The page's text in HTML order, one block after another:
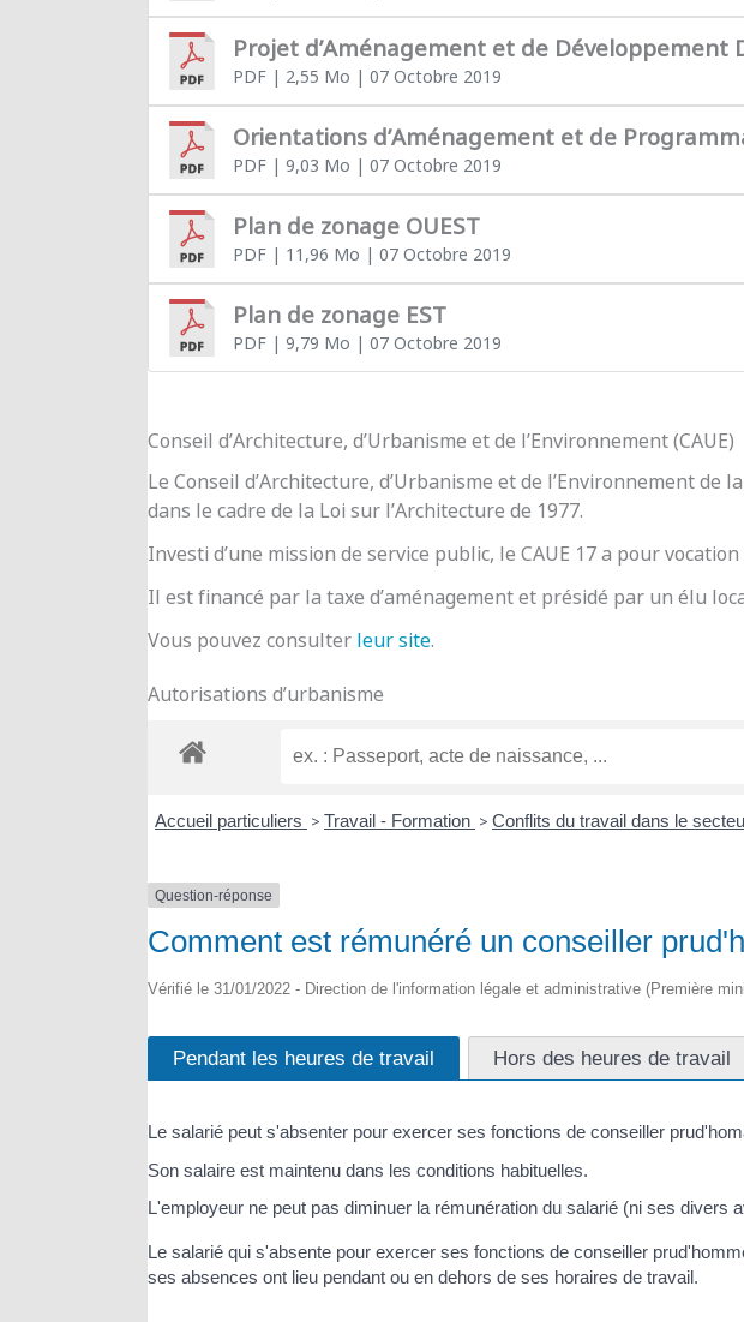
Projet d’Aménagement et de Développement
PDF| 2,55 Mo | 07 Octobre 2019
Orientations d’Aménagement et de
PDF| 9,03 Mo | 07 Octobre 2019
Plan de zonage OUEST
PDF| 11,96 Mo | 07 Octobre 2019
Plan de zonage EST
PDF| 9,79 Mo | 07 Octobre 2019
Conseil d’Architecture, d’Urbanisme et de l’Environnement (CAUE)
Le Conseil d’Architecture, d’Urbanisme et de l’Environnement
dans le cadre de la Loi sur l’Architecture de 1977.
Investi d’une mission de service public, le CAUE 17 a pour
Il est financé par la taxe d’aménagement et présidé par un élu
Vous pouvez consulter leur site.
Autorisations d’urbanisme
Accueil particuliers > Travail - Formation > Conflits du travail dans le
Question-réponse
Comment est rémunéré un conseiller
Vérifié le 31/01/2022 - Direction de l'information légale et administrative (Première
Pendant les heures de travail Hors des heures de travail
Le salarié peut s'absenter pour exercer ses fonctions de conseiller
Son salaire est maintenu dans les conditions habituelles.
L'employeur ne peut pas diminuer la rémunération du salarié (ni ses
Le salarié qui s'absente pour exercer ses fonctions de conseiller
ses absences ont lieu pendant ou en dehors de ses horaires de travail.